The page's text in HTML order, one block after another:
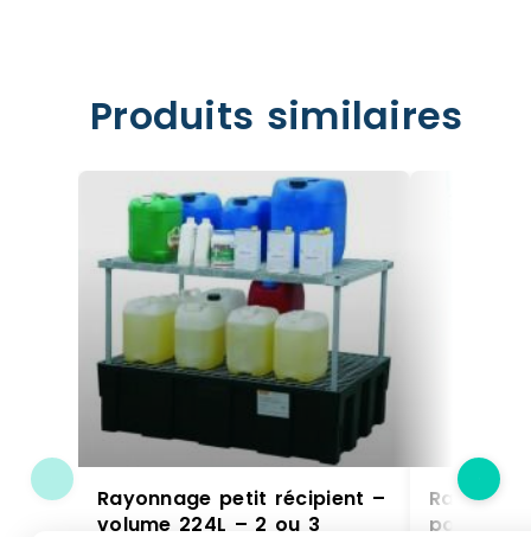
Produits similaires
Rayonnage petit récipient –
volume 224L – 2 ou 3
pour